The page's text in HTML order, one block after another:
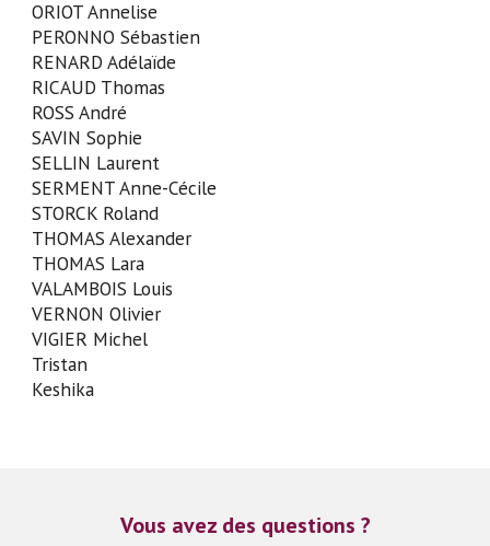
ORIOT Annelise
PERONNO Sébastien
RENARD Adélaïde
RICAUD Thomas
ROSS André
SAVIN Sophie
SELLIN Laurent
SERMENT Anne-Cécile
STORCK Roland
THOMAS Alexander
THOMAS Lara
VALAMBOIS Louis
VERNON Olivier
VIGIER Michel
Tristan
Keshika
Vous avez des questions ?